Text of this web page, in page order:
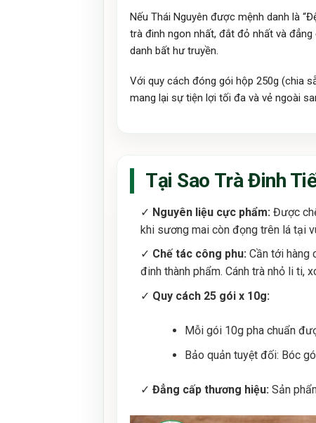
Nếu Thái Nguyên được mệnh danh là
trà đinh ngon nhất, đắt đỏ nhất và
danh bất hư truyền.
Với quy cách đóng gói hộp 250g (chia
mang lại sự tiện lợi tối đa và vẻ ngoài
Tại Sao Trà Đinh
✓ Nguyên liệu cực phẩm: Được
khi sương mai còn đọng trên lá tại
✓ Chế tác công phu: Cần tới hàng
đinh thành phẩm. Cánh trà nhỏ li ti,
✓ Quy cách 25 gói x 10g:
Mỗi gói 10g pha chuẩn
Bảo quản tuyệt đối: Bóc
✓ Đẳng cấp thương hiệu: Sản